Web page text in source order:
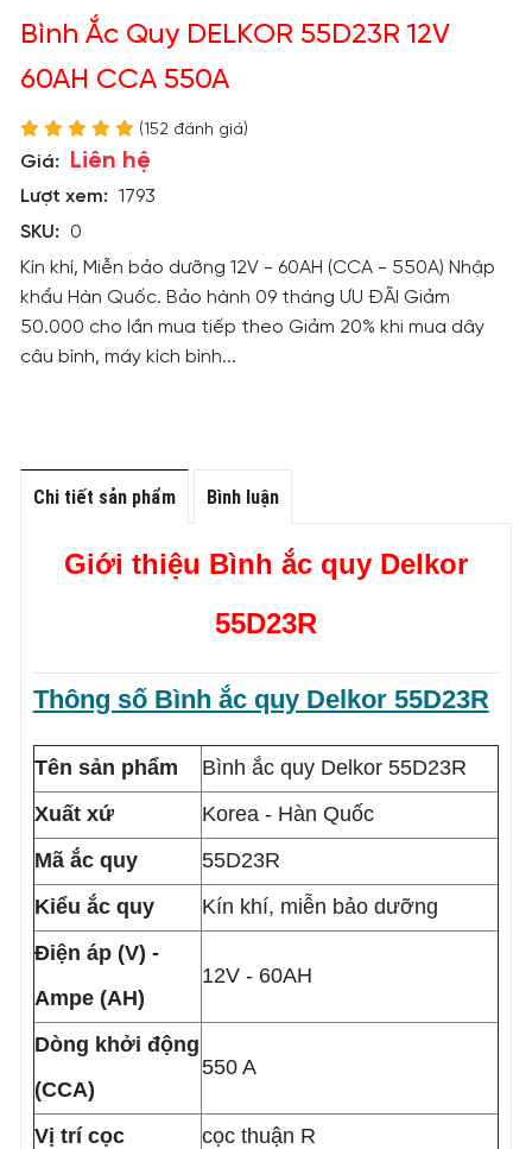
Bình Ắc Quy DELKOR 55D23R 12V
60AH CCA 550A
(152 đánh giá)
Giá: Liên hệ
Lượt xem: 1793
SKU: 0
Kín khí, Miễn bảo dưỡng 12V - 60AH (CCA - 550A) Nhập
khẩu Hàn Quốc. Bảo hành 09 tháng ƯU ĐÃI Giảm
50.000 cho lần mua tiếp theo Giảm 20% khi mua dây
câu bình, máy kích bình...
Chi tiết sản phẩm Bình luận
Giới thiệu Bình ắc quy Delkor
55D23R
Thông số Bình ắc quy Delkor 55D23R
Tên sản phẩm
Bình ắc quy Delkor 55D23R
Xuất xứ
Korea - Hàn Quốc
Mã ắc quy
55D23R
Kiểu ắc quy
Kín khí, miễn bảo dưỡng
Điện áp (V) -
Ampe (AH)
12V - 60AH
Dòng khởi động
(CCA)
550 A
Vị trí cọc
cọc thuận R